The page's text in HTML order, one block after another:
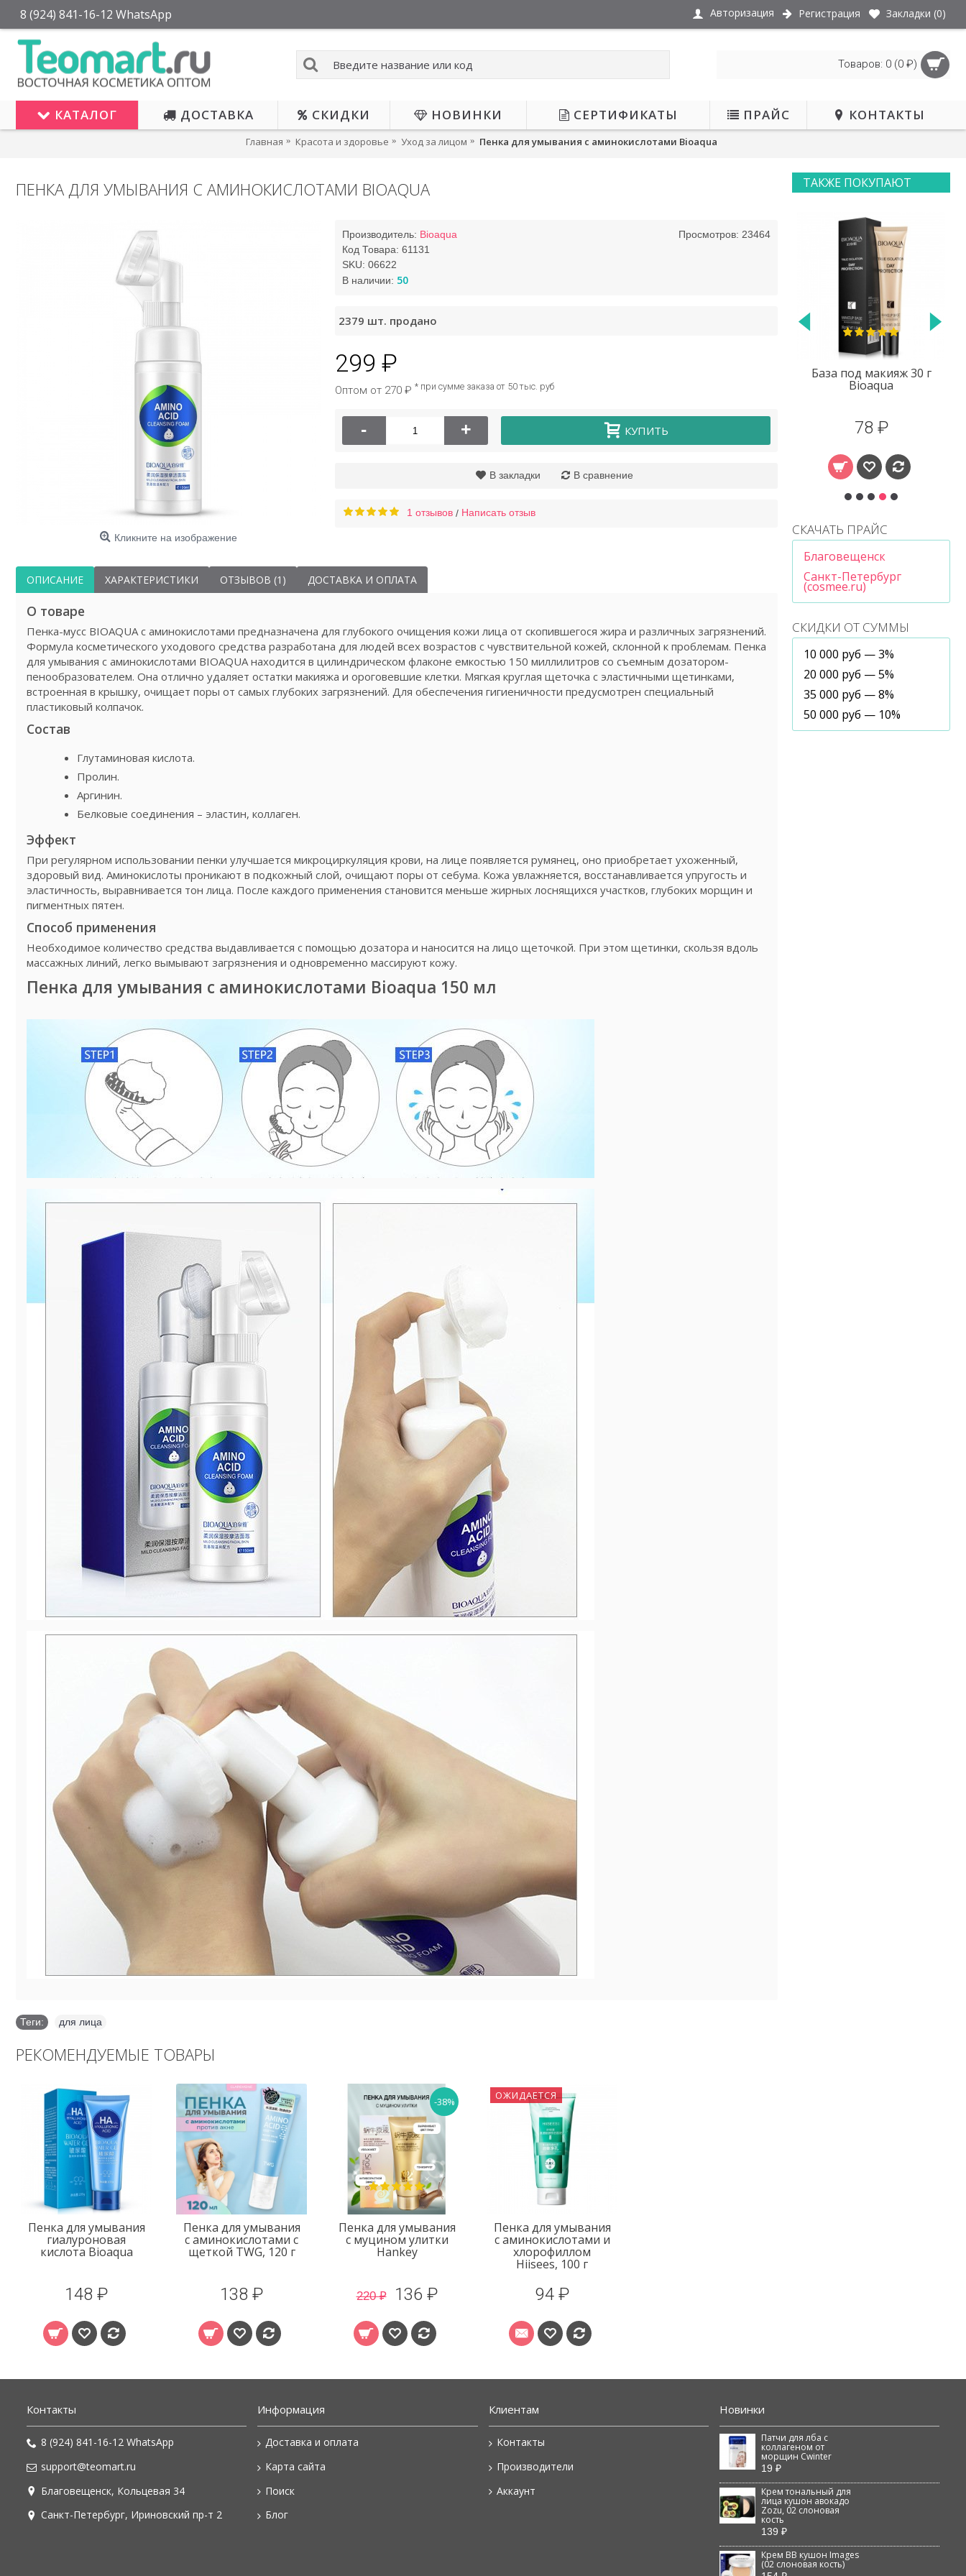
8 (924) 841-16-12 WhatsApp Авторизация Регистрация Закладки (0)
Товаров: 0 (0 ₽)
КАТАЛОГ ДОСТАВКА СКИДКИ НОВИНКИ СЕРТИФИКАТЫ ПРАЙС КОНТАКТЫ
Главная Красота и здоровье Уход за лицом Пенка для умывания с аминокислотами Bioaqua
ТАКЖЕ ПОКУПАЮТ
Крем для лица с
муцином улитки Laikou
179 ₽
Bioaqua
База под макияж 30 г
Bioaqua
78 ₽
СКАЧАТЬ ПРАЙС
Благовещенск
Санкт-Петербург
(cosmee.ru)
СКИДКИ ОТ СУММЫ
10 000 руб — 3%
20 000 руб — 5%
35 000 руб — 8%
50 000 руб — 10%
ПЕНКА ДЛЯ УМЫВАНИЯ С АМИНОКИСЛОТАМИ BIOAQUA
Кликните на изображение
Просмотров: 23464
Производитель: Bioaqua
Код Товара: 61131
SKU: 06622
В наличии: 50
2379 шт. продано
299 ₽
Оптом от 270 ₽ * при сумме заказа от 50 тыс. руб
- + КУПИТЬ
В закладки В сравнение
1 отзывов / Написать отзыв
ОПИСАНИЕ ХАРАКТЕРИСТИКИ ОТЗЫВОВ (1) ДОСТАВКА И ОПЛАТА
О товаре
Пенка-мусс BIOAQUA с аминокислотами предназначена для глубокого очищения кожи лица от скопившегося жира и различных загрязнений.
Формула косметического уходового средства разработана для людей всех возрастов с чувствительной кожей, склонной к проблемам. Пенка
для умывания с аминокислотами BIOAQUA находится в цилиндрическом флаконе емкостью 150 миллилитров со съемным дозатором-
пенообразователем. Она отлично удаляет остатки макияжа и ороговевшие клетки. Мягкая круглая щеточка с эластичными щетинками,
встроенная в крышку, очищает поры от самых глубоких загрязнений. Для обеспечения гигиеничности предусмотрен специальный
пластиковый колпачок.
Состав
Глутаминовая кислота.
Пролин.
Аргинин.
Белковые соединения – эластин, коллаген.
Эффект
При регулярном использовании пенки улучшается микроциркуляция крови, на лице появляется румянец, оно приобретает ухоженный,
здоровый вид. Аминокислоты проникают в подкожный слой, очищают поры от себума. Кожа увлажняется, восстанавливается упругость и
эластичность, выравнивается тон лица. После каждого применения становится меньше жирных лоснящихся участков, глубоких морщин и
пигментных пятен.
Способ применения
Необходимое количество средства выдавливается с помощью дозатора и наносится на лицо щеточкой. При этом щетинки, скользя вдоль
массажных линий, легко вымывают загрязнения и одновременно массируют кожу.
Пенка для умывания с аминокислотами Bioaqua 150 мл
Теги: для лица
РЕКОМЕНДУЕМЫЕ ТОВАРЫ
Пенка для умывания
гиалуроновая
кислота Bioaqua
148 ₽
Пенка для умывания
с аминокислотами с
щеткой TWG, 120 г
138 ₽
-38%
Пенка для умывания
с муцином улитки
Hankey
220 ₽ 136 ₽
ОЖИДАЕТСЯ
Пенка для умывания
с аминокислотами и
хлорофиллом
Hiisees, 100 г
94 ₽
Контакты
8 (924) 841-16-12 WhatsApp
support@teomart.ru
Благовещенск, Кольцевая 34
Санкт-Петербург, Ириновский пр-т 2
Информация
Доставка и оплата
Карта сайта
Поиск
Блог
Клиентам
Контакты
Производители
Аккаунт
Новинки
Патчи для лба с
коллагеном от
морщин Cwinter
19 ₽
Крем тональный для
лица кушон авокадо
Zozu, 02 слоновая
кость
139 ₽
Крем BB кушон Images
(02 слоновая кость)